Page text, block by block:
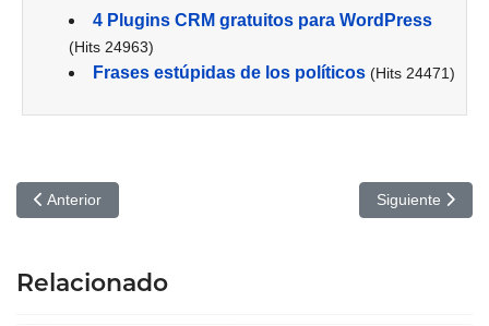
4 Plugins CRM gratuitos para WordPress
(Hits 24963)
Frases estúpidas de los políticos (Hits 24471)
Artículo anterior: Hosting WordPress Webempresa: Descubre el
Anterior Artículo
Siguiente
Relacionado